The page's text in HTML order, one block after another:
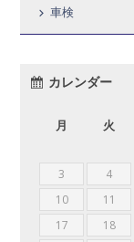
車検
カレンダー
月
火
3
4
10
11
17
18